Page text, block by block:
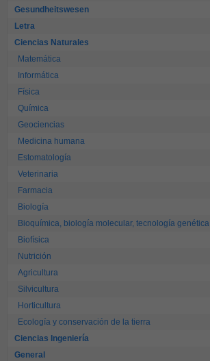
Gesundheitswesen
Letra
Ciencias Naturales
Matemática
Informática
Física
Química
Geociencias
Medicina humana
Estomatología
Veterinaria
Farmacia
Biología
Bioquímica, biología molecular, tecnología genética
Biofísica
Nutrición
Agricultura
Silvicultura
Horticultura
Ecología y conservación de la tierra
Ciencias Ingeniería
General